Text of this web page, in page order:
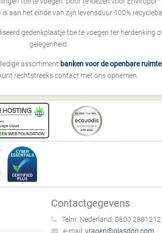
aan het einde van zijn levensduur 100%
gedenkplaatje toe te voegen ter herdenking
gelegenheid.
assortiment banken voor de openbare ruimte
rechtstreeks contact met ons opnemen.
Contactgegevens
Telnr. Nederland: 0800 2881212
e-mail: vragen@glasdon.com